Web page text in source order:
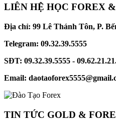
LIÊN HỆ HỌC FOREX
Địa chỉ: 99 Lê Thánh Tôn, P.
Telegram: 09.32.39.5555
SĐT: 09.32.39.5555 -
Email:
TIN TỨC GOLD &